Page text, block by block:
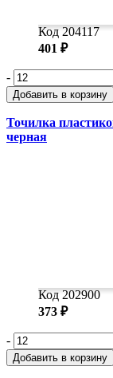
Код 204117
401 ₽
-
Добавить в корзину
Точилка
черная
Код 202900
373 ₽
-
Добавить в корзину